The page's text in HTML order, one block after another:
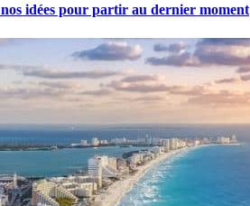
idées pour partir au dernier moment